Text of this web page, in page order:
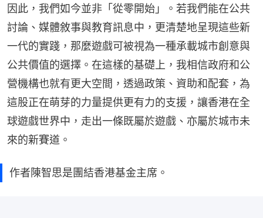
因此，我們如今並非「從零開始」。若我們能在公共
討論、媒體敘事與教育訊息中，更清楚地呈現這些新
一代的實踐，那麼遊戲可被視為一種承載城市創意與
公共價值的選擇。在這樣的基礎上，我相信政府和公
營機構也就有更大空間，透過政策、資助和配套，為
這股正在萌芽的力量提供更有力的支援，讓香港在全
球遊戲世界中，走出一條既屬於遊戲、亦屬於城市未
來的新賽道。
作者陳智思是團結香港基金主席。